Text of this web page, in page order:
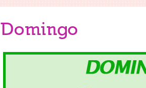
Domingo